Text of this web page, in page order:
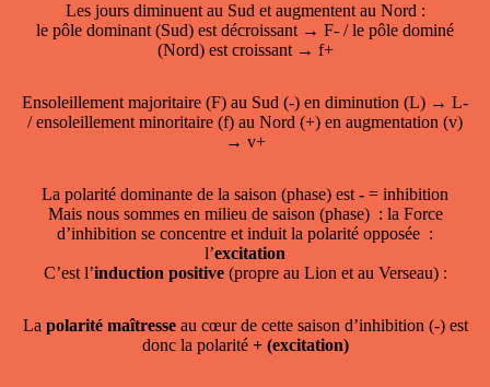
Les jours diminuent au Sud et augmentent au Nord :
le pôle dominant (Sud) est décroissant → F- / le pôle dominé
(Nord) est croissant → f+
Ensoleillement majoritaire (F) au Sud (-) en diminution (L) → L-
/ ensoleillement minoritaire (f) au Nord (+) en augmentation (v)
→ v+
La polarité dominante de la saison (phase) est- = inhibition
Mais nous sommes en milieu de saison (phase) : la Force
d’inhibition se concentre et induit la polarité opposée :
l’excitation
C’est l’induction positive(propre au Lion et au Verseau) :
La polarité maîtresseau cœur de cette saison d’inhibition (-) est
donc la polarité + (excitation)